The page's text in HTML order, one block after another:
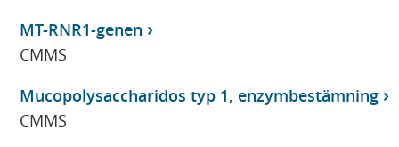
MT-RNR1-genen
CMMS
Mucopolysaccharidos typ 1, enzymbestämning
CMMS